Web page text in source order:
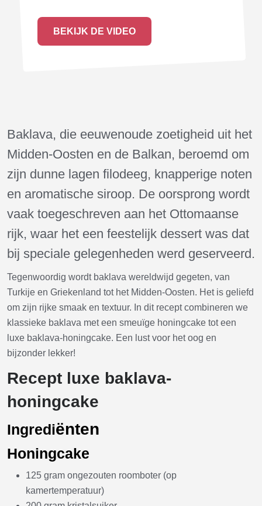
BEKIJK DE VIDEO
Baklava, die eeuwenoude zoetigheid uit het
Midden-Oosten en de Balkan, beroemd om
zijn dunne lagen filodeeg, knapperige noten
en aromatische siroop. De oorsprong wordt
vaak toegeschreven aan het Ottomaanse
rijk, waar het een feestelijk dessert was dat
bij speciale gelegenheden werd geserveerd.
Tegenwoordig wordt baklava wereldwijd gegeten, van
Turkije en Griekenland tot het Midden-Oosten. Het is geliefd
om zijn rijke smaak en textuur. In dit recept combineren we
klassieke baklava met een smeuïge honingcake tot een
luxe baklava-honingcake. Een lust voor het oog en
bijzonder lekker!
Recept luxe baklava-
honingcake
Ingrediënten
Honingcake
125 gram ongezouten roomboter (op
kamertemperatuur)